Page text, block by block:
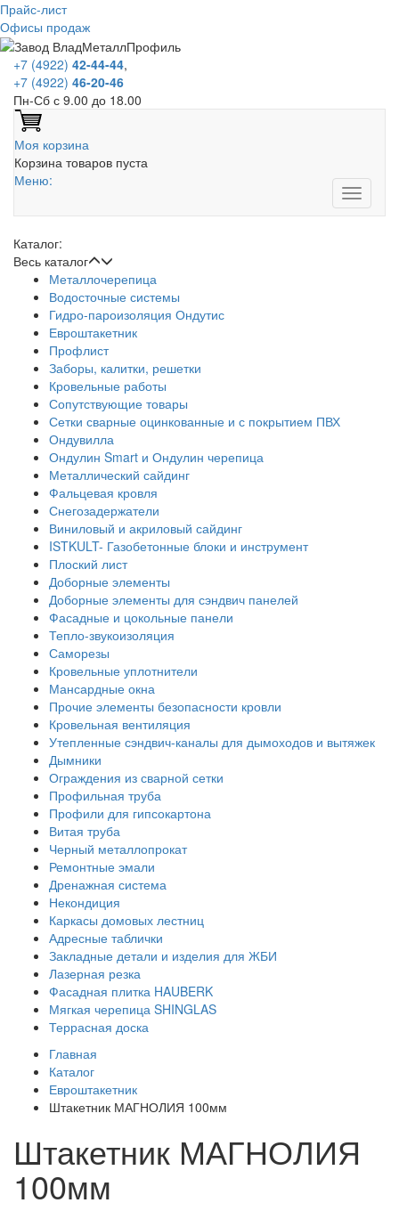
Прайс-лист
Офисы продаж
+7 (4922) 42-44-44,
+7 (4922) 46-20-46
Пн-Сб с 9.00 до 18.00
Моя корзина
Корзина товаров пуста
Меню:
Каталог:
Весь каталог
Металлочерепица
Водосточные системы
Гидро-пароизоляция Ондутис
Евроштакетник
Профлист
Заборы, калитки, решетки
Кровельные работы
Сопутствующие товары
Сетки сварные оцинкованные и с покрытием ПВХ
Ондувилла
Ондулин Smart и Ондулин черепица
Металлический сайдинг
Фальцевая кровля
Снегозадержатели
Виниловый и акриловый сайдинг
ISTKULT- Газобетонные блоки и инструмент
Плоский лист
Доборные элементы
Доборные элементы для сэндвич панелей
Фасадные и цокольные панели
Тепло-звукоизоляция
Саморезы
Кровельные уплотнители
Мансардные окна
Прочие элементы безопасности кровли
Кровельная вентиляция
Утепленные сэндвич-каналы для дымоходов и вытяжек
Дымники
Ограждения из сварной сетки
Профильная труба
Профили для гипсокартона
Витая труба
Черный металлопрокат
Ремонтные эмали
Дренажная система
Некондиция
Каркасы домовых лестниц
Адресные таблички
Закладные детали и изделия для ЖБИ
Лазерная резка
Фасадная плитка HAUBERK
Мягкая черепица SHINGLAS
Террасная доска
Главная
Каталог
Евроштакетник
Штакетник МАГНОЛИЯ 100мм
Штакетник МАГНОЛИЯ
100мм